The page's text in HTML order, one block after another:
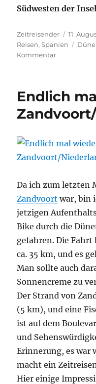
Südwesten der
Autor
Zeitreisender
am
11.
Reisen,Spanien
Kommentarzu
Die
von
Endlich
Da ich zum letzten
Zandvoort war, bin
jetzigen
Bike durch die
gefahren. Die
ca. 35 km, und es
Man sollte auch
Sonnencreme zu
Der Strand von
(5 km), und eine
ist auf dem
und
Erinnerung, es war
macht ein
Hier einige